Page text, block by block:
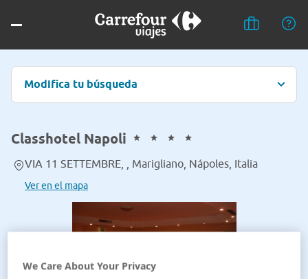
Modifica tu búsqueda
Classhotel Napoli
VIA 11 SETTEMBRE, , Marigliano, Nápoles, Italia
Ver en el mapa
We Care About Your Privacy